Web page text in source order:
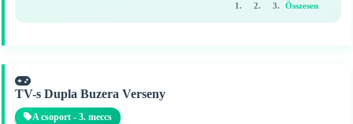
1. 2. 3. Összesen
TV-s Dupla Buzera Verseny
A csoport - 3. meccs